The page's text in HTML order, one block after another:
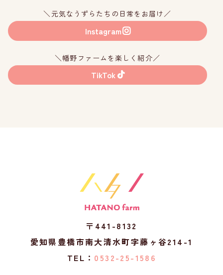
＼元気なうずらたちの日常をお届け／
Instagram
＼幡野ファームを楽しく紹介／
TikTok
〒441-8132
愛知県豊橋市南大清水町字藤ヶ谷214-1
TEL： 0532-25-1586